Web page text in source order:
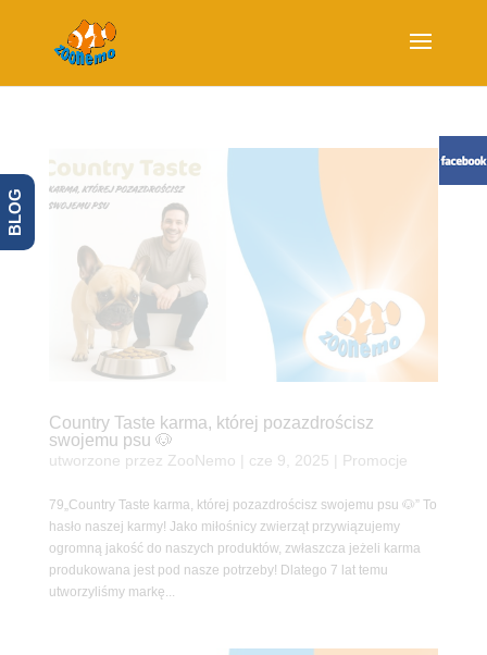
Country Taste karma, której pozazdrościsz
swojemu psu 🐶
utworzone przez ZooNemo cze 9, 2025 Promocje
79„Country Taste karma, której pozazdrościsz swojemu psu 🐶” To
hasło naszej karmy! Jako miłośnicy zwierząt przywiązujemy
ogromną jakość do naszych produktów, zwłaszcza jeżeli karma
produkowana jest pod nasze potrzeby! Dlatego 7 lat temu
utworzyliśmy markę...
BLOG